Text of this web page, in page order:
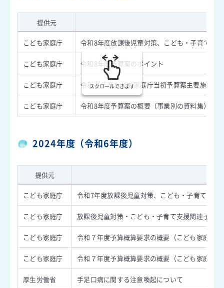
提供元
こども家庭庁 令和8年度放課後児童対策、こども・子育て支
こども家庭庁 令和8年度予算案のポイント
こども家庭庁 令和８年度こども家庭庁当初予算案主要施策集
こども家庭庁 令和8年度予算案の概要（事業別の資料集）
スクロールできます
2024年度（令和6年度）
提供元
こども家庭庁 令和7年度放課後児童対策、こども・子育て支援
こども家庭庁 放課後児童対策・こども・子育て支援関連予算
こども家庭庁 令和７年度予算概算要求の概要（こども家庭庁
こども家庭庁 令和７年度予算概算要求の概要（こども家庭庁
厚生労働省 手足口病に関する注意喚起について